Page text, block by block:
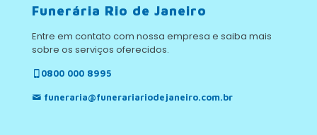
Funerária Rio de Janeiro
Entre em contato com nossa empresa e saiba mais
sobre os serviços oferecidos.
0800 000 8995
funeraria@funerariariodejaneiro.com.br